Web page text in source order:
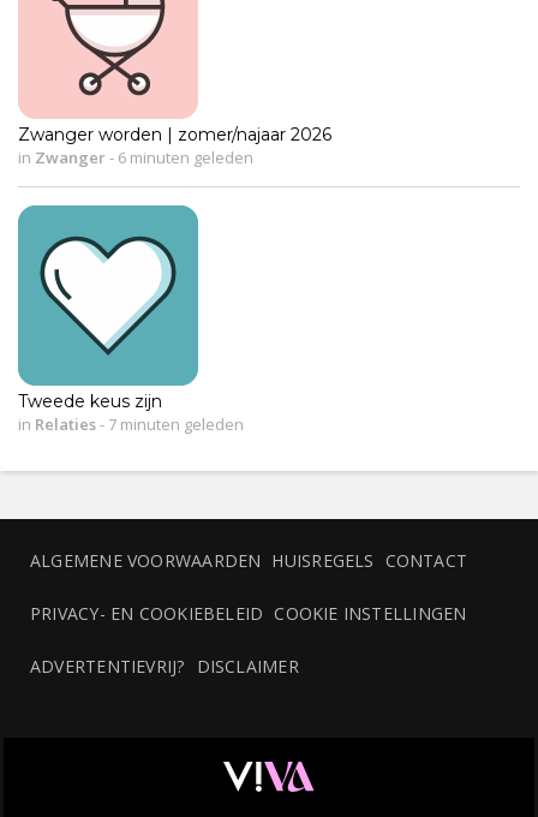
Zwanger worden | zomer/najaar 2026
in Zwanger- 6 minuten geleden
Tweede keus zijn
in Relaties- 7 minuten geleden
ALGEMENE VOORWAARDEN HUISREGELS CONTACT
PRIVACY- EN COOKIEBELEID COOKIE INSTELLINGEN
ADVERTENTIEVRIJ? DISCLAIMER